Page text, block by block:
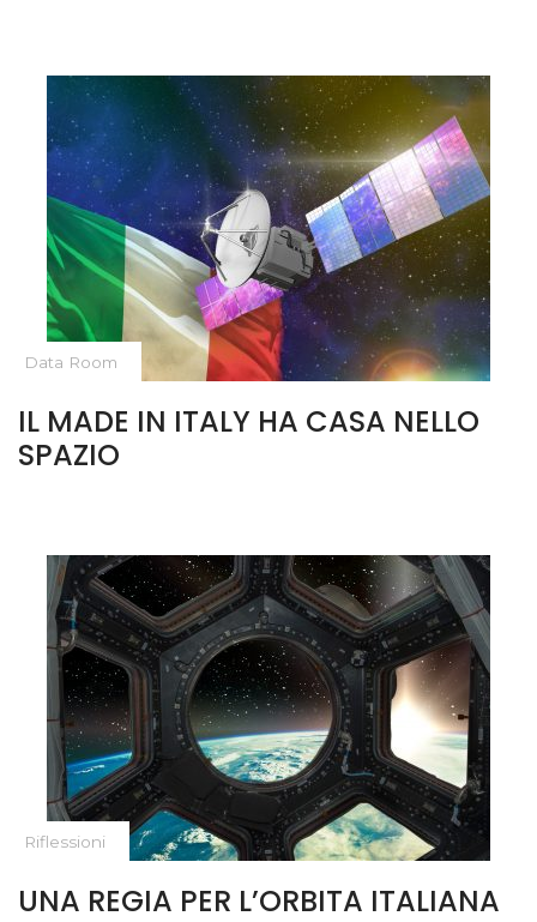
Data Room
IL MADE IN ITALY HA CASA NELLO
SPAZIO
Riflessioni
UNA REGIA PER L’ORBITA ITALIANA